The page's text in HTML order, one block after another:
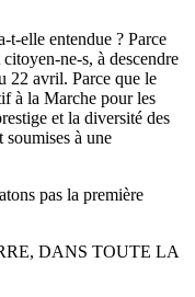
t-elle entendue ? Parce
ne-s, à descendre
22 avril. Parce que le
à la Marche pour les
et la diversité des
soumises à une
pas la première
DANS TOUTE LA